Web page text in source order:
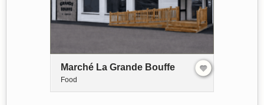
Marché La Grande Bouffe
Food